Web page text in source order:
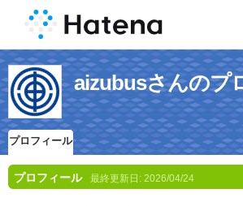
aizubusさんのプ
プロフィール
プロフィール 最終更新日: 2026/04/24